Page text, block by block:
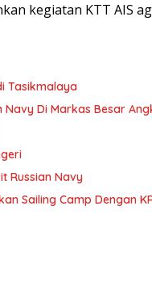
kegiatan KTT AIS
Tasikmalaya
Di Markas Besar
Russian Navy
Sailing Camp Dengan